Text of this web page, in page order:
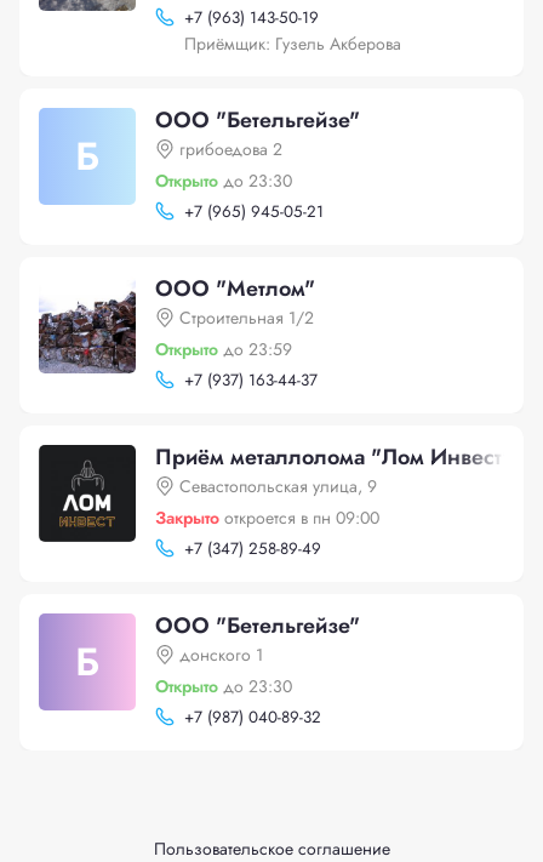
+7 (963) 143-50-19
Приёмщик: Гузель Акберова
Б
ООО "Бетельгейзе"
грибоедова 2
Открыто до 23:30
+7 (965) 945-05-21
ООО "Метлом"
Строительная 1/2
Открыто до 23:59
+7 (937) 163-44-37
Приём металлолома "Лом Инвест"
Севастопольская улица, 9
Закрыто откроется в пн 09:00
+7 (347) 258-89-49
Б
ООО "Бетельгейзе"
донского 1
Открыто до 23:30
+7 (987) 040-89-32
Пользовательское соглашение